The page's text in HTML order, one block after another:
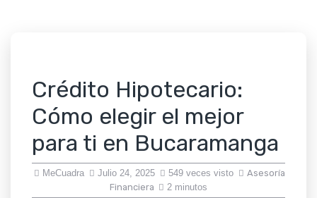
Crédito Hipotecario:
Cómo elegir el mejor
para ti en Bucaramanga
MeCuadra Julio 24, 2025 549 veces visto
Asesoría
Financiera
2 minutos